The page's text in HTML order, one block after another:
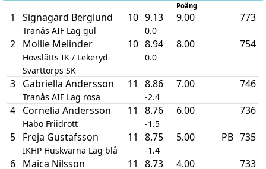
Poäng
1 Signagärd Berglund
Tranås AIF Lag gul
10 9.13
0.0
9.00 773
2 Mollie Melinder
Hovslätts IK / Lekeryd-
Svarttorps SK
10 8.94
0.0
8.00 754
3 Gabriella Andersson
Tranås AIF Lag rosa
11 8.86
-2.4
7.00 746
4 Cornelia Andersson
Habo Friidrott
11 8.76
-1.5
6.00 736
5 Freja Gustafsson
IKHP Huskvarna Lag blå
11 8.75
-1.4
5.00 PB 735
6 Maica Nilsson 11 8.73 4.00 733